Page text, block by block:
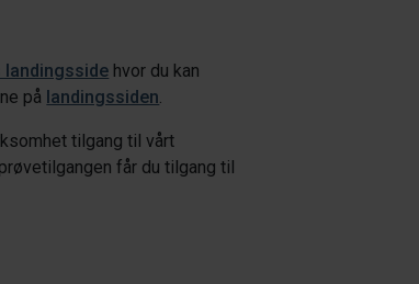
landingsside hvor du kan
på landingssiden
tilgang til vårt
får du tilgang til